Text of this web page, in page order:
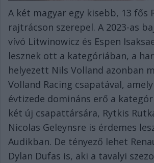
A két magyar egy kisebb, 13 fős
rajtrácson szerepel. A 2023-as
vívó Litwinowicz és Espen
lesznek ott a kategóriában, a
helyezett Nils Volland azonban
Volland Racing csapatával,
évtizede domináns erő a
két új csapattársára, Rytkis
Nicolas Geleynsre is érdemes
Audikban. De tényező lehet
Dylan Dufas is, aki a tavalyi